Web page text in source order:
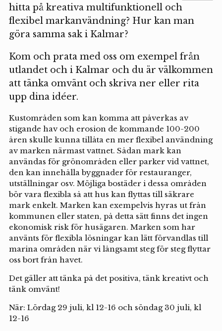
hitta på kreativa multifunktionell och
flexibel markanvändning? Hur kan man
göra samma sak i Kalmar?
Kom och prata med oss om exempel från
utlandet och i Kalmar och du är välkommen
att tänka omvänt och skriva ner eller rita
upp dina idéer.
Kustområden som kan komma att påverkas av
stigande hav och erosion de kommande 100-200
åren skulle kunna tillåta en mer flexibel användning
av marken närmast vattnet. Sådan mark kan
användas för grönområden eller parker vid vattnet,
den kan innehålla byggnader för restauranger,
utställningar osv. Möjliga bostäder i dessa områden
bör vara flexibla så att hus kan flyttas till säkrare
mark enkelt. Marken kan exempelvis hyras ut från
kommunen eller staten, på detta sätt finns det ingen
ekonomisk risk för husägaren. Marken som har
använts för flexibla lösningar kan lätt förvandlas till
marina områden när vi långsamt steg för steg flyttar
oss bort från havet.
Det gäller att tänka på det positiva, tänk kreativt och
tänk omvänt!
När: Lördag 29 juli, kl 12-16 och söndag 30 juli, kl
12-16